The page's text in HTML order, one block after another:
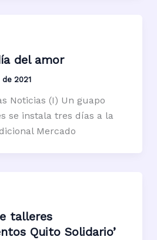
del amor
2021
Noticias (I) Un guapo
se instala tres días a la
Mercado
talleres
Quito Solidario’